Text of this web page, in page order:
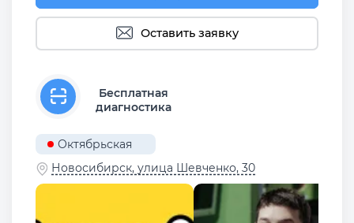
Оставить заявку
Бесплатная
диагностика
Октябрьская
Новосибирск, улица Шевченко, 30